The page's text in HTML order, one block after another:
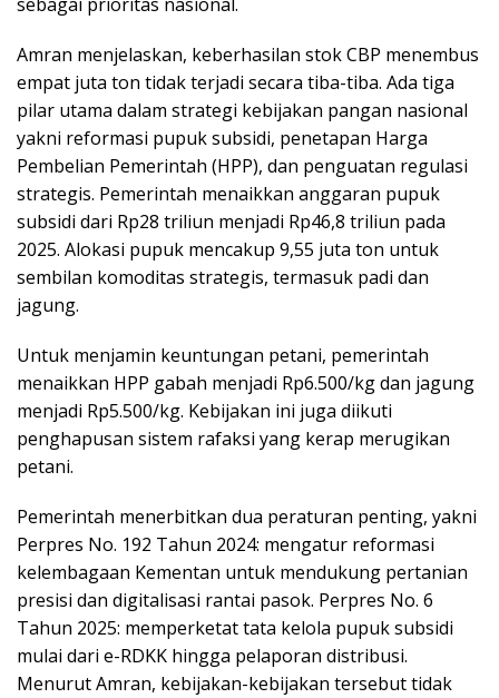
Amran menjelaskan, keberhasilan stok CBP menembus
empat juta ton tidak terjadi secara tiba-tiba. Ada tiga
pilar utama dalam strategi kebijakan pangan nasional
yakni reformasi pupuk subsidi, penetapan Harga
Pembelian Pemerintah (HPP), dan penguatan regulasi
strategis. Pemerintah menaikkan anggaran pupuk
subsidi dari Rp28 triliun menjadi Rp46,8 triliun pada
2025. Alokasi pupuk mencakup 9,55 juta ton untuk
sembilan komoditas strategis, termasuk padi dan
jagung.
Untuk menjamin keuntungan petani, pemerintah
menaikkan HPP gabah menjadi Rp6.500/kg dan jagung
menjadi Rp5.500/kg. Kebijakan ini juga diikuti
penghapusan sistem rafaksi yang kerap merugikan
petani.
Pemerintah menerbitkan dua peraturan penting, yakni
Perpres No. 192 Tahun 2024: mengatur reformasi
kelembagaan Kementan untuk mendukung pertanian
presisi dan digitalisasi rantai pasok. Perpres No. 6
Tahun 2025: memperketat tata kelola pupuk subsidi
mulai dari e-RDKK hingga pelaporan distribusi.
Menurut Amran, kebijakan-kebijakan tersebut tidak